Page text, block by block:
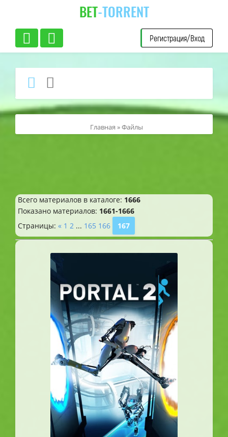
BET-TORRENT
Регистрация/Вход
Главная »Файлы
Всего материалов в каталоге: 1666
Показано материалов: 1661-1666
Страницы: « 1 2 ... 165 166 167